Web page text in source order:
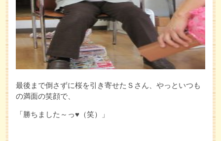
最後まで倒さずに桜を引き寄せたＳさん、やっといつも
の満面の笑顔で、
「勝ちました～っ♥（笑）」